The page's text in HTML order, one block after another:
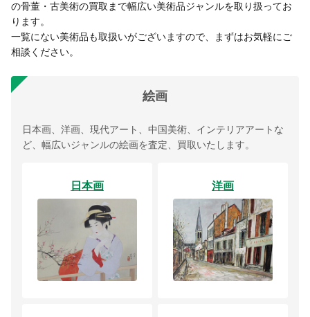
の骨董・古美術の買取まで幅広い美術品ジャンルを取り扱ってお
ります。
一覧にない美術品も取扱いがございますので、まずはお気軽にご
相談ください。
絵画
日本画、洋画、現代アート、中国美術、インテリアアートな
ど、幅広いジャンルの絵画を査定、買取いたします。
日本画 洋画